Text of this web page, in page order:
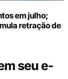
em julho;
retração de
seu e-